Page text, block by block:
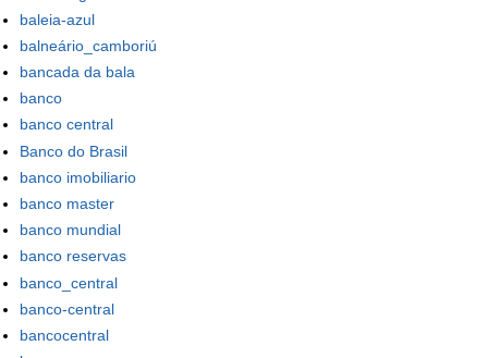
baleia-azul
balneário_camboriú
bancada da bala
banco
banco central
Banco do Brasil
banco imobiliario
banco master
banco mundial
banco reservas
banco_central
banco-central
bancocentral